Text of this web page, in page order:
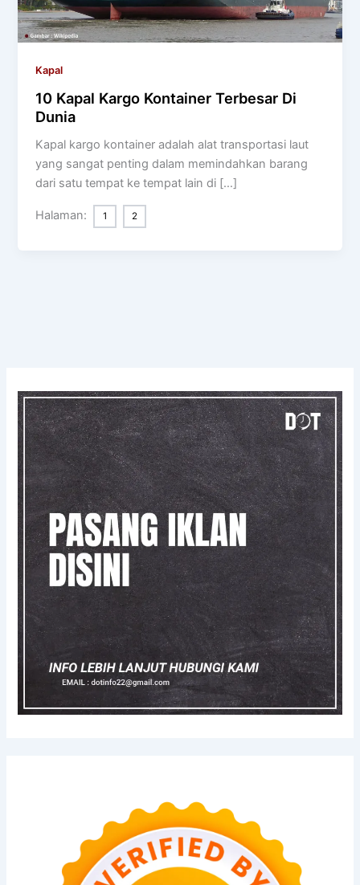
Kapal
10 Kapal Kargo Kontainer Terbesar Di
Dunia
Kapal kargo kontainer adalah alat transportasi laut
yang sangat penting dalam memindahkan barang
dari satu tempat ke tempat lain di […]
Halaman: 1 2